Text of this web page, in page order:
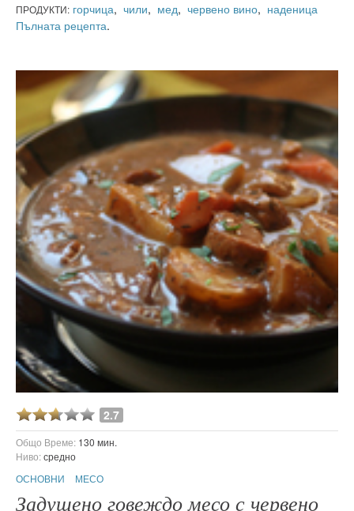
ПРОДУКТИ: горчица, чили, мед, червено вино, наденица
Пълната рецепта.
2.7
Общо Време: 130 мин.
Ниво:средно
ОСНОВНИ
МЕСО
Задушено говеждо месо с червено